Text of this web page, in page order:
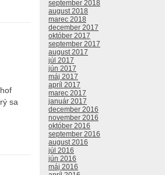
sa
september 2018
august 2018
marec 2018
december 2017
október 2017
september 2017
august 2017
júl 2017
jún 2017
máj 2017
apríl 2017
marec 2017
január 2017
december 2016
november 2016
október 2016
september 2016
august 2016
júl 2016
jún 2016
máj 2016